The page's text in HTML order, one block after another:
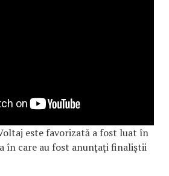
este favorizată a fost luat în
în care au fost anunţaţi finaliştii